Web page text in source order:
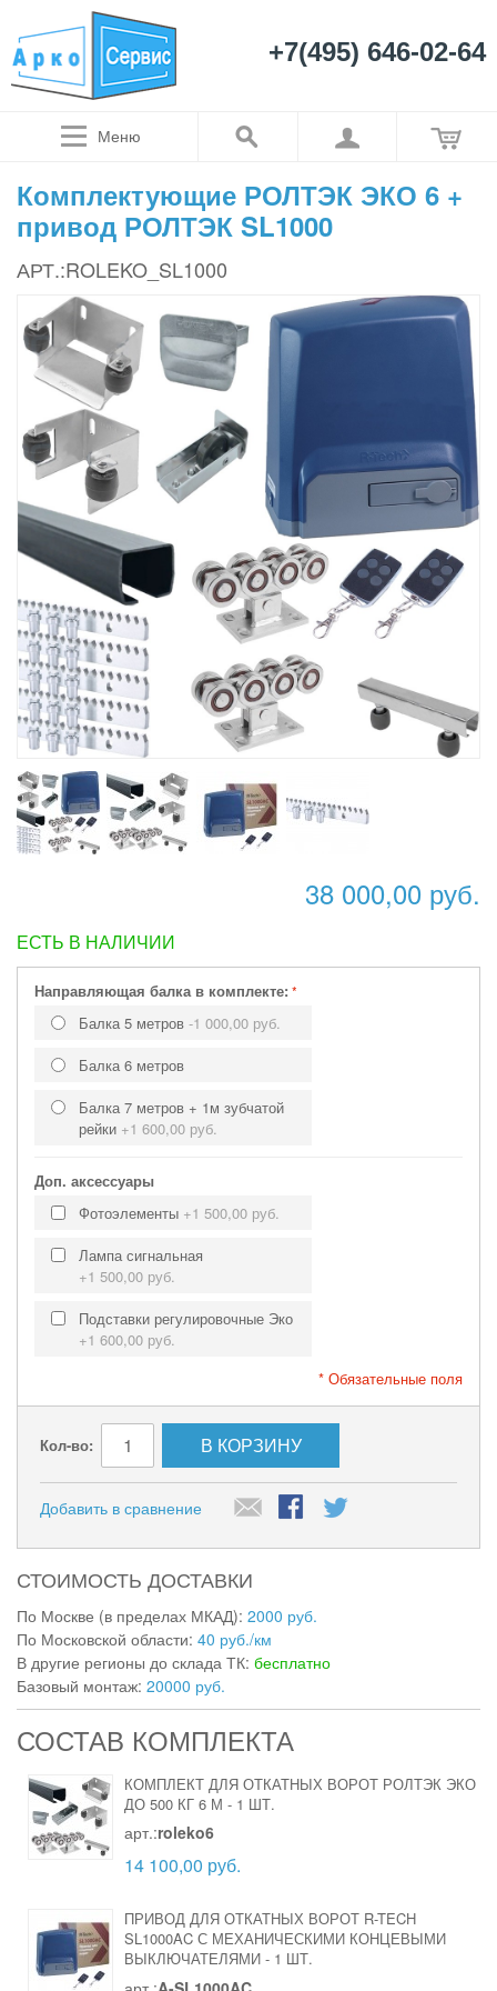
+7(495) 646-02-64
Меню
Комплектующие РОЛТЭК ЭКО 6 +
привод РОЛТЭК SL1000
АРТ.:ROLEKO_SL1000
38 000,00 руб.
ЕСТЬ В НАЛИЧИИ
Направляющая балка в комплекте:
Балка 5 метров -1 000,00 руб.
Балка 6 метров
Балка 7 метров + 1м зубчатой
рейки +1 600,00 руб.
Доп. аксессуары
Фотоэлементы +1 500,00 руб.
Лампа сигнальная
+1 500,00 руб.
Подставки регулировочные Эко
+1 600,00 руб.
* Обязательные поля
Кол-во: В КОРЗИНУ
Добавить в сравнение
СТОИМОСТЬ ДОСТАВКИ
По Москве (в пределах МКАД): 2000 руб.
По Московской области: 40 руб./км
В другие регионы до склада ТК: бесплатно
Базовый монтаж: 20000 руб.
СОСТАВ КОМПЛЕКТА
КОМПЛЕКТ ДЛЯ ОТКАТНЫХ ВОРОТ РОЛТЭК ЭКО
ДО 500 КГ 6 М - 1 ШТ.
арт.:roleko6
14 100,00 руб.
ПРИВОД ДЛЯ ОТКАТНЫХ ВОРОТ R-TECH
SL1000AC С МЕХАНИЧЕСКИМИ КОНЦЕВЫМИ
ВЫКЛЮЧАТЕЛЯМИ - 1 ШТ.